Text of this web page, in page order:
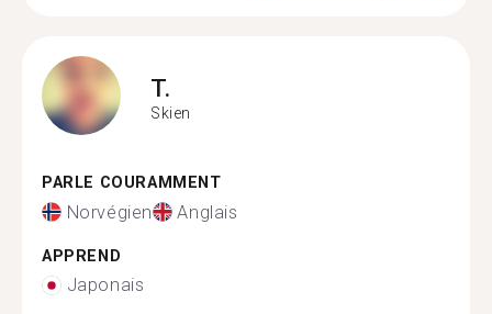
T.
Skien
PARLE COURAMMENT
Norvégien Anglais
APPREND
Japonais